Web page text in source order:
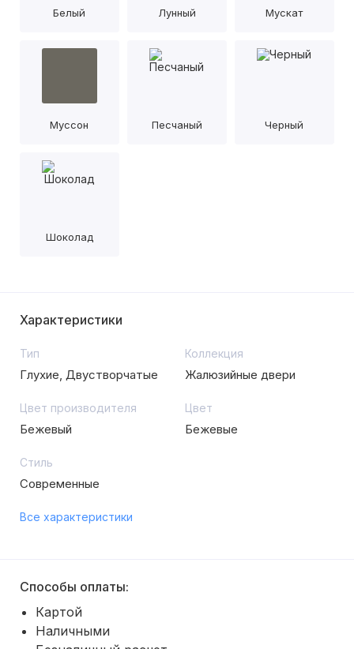
Белый Лунный Мускат
Муссон Песчаный Черный
Шоколад
Характеристики
Тип
Глухие, Двустворчатые
Коллекция
Жалюзийные двери
Цвет производителя
Бежевый
Цвет
Бежевые
Стиль
Современные
Все характеристики
Способы оплаты:
Картой
Наличными